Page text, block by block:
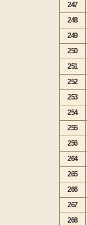
247
248
249
250
251
252
253
254
255
256
264
265
266
267
268